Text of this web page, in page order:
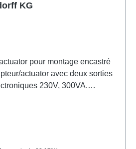
KG
pour montage encastré
actuator avec deux sorties
230V, 300VA.
mesure d'impulsions intégrée